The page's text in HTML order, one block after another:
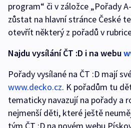
program“ či v záložce „Pořady
zůstat na hlavní stránce České
otevřít některý z pořadů v
Najdu vysílání ČT :D i na webu
Pořady vysílané na ČT :D mají
www.decko.cz. K pořadům tu
tematicky navazují na pořady a
nejmenší děti, které ještě